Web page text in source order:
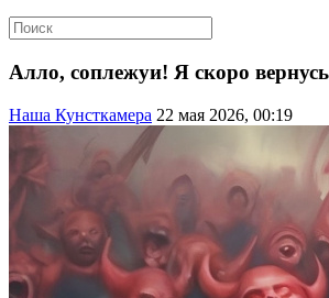
Алло, соплежуи! Я скоро
Наша Кунсткамера 22 мая 2026, 00:19